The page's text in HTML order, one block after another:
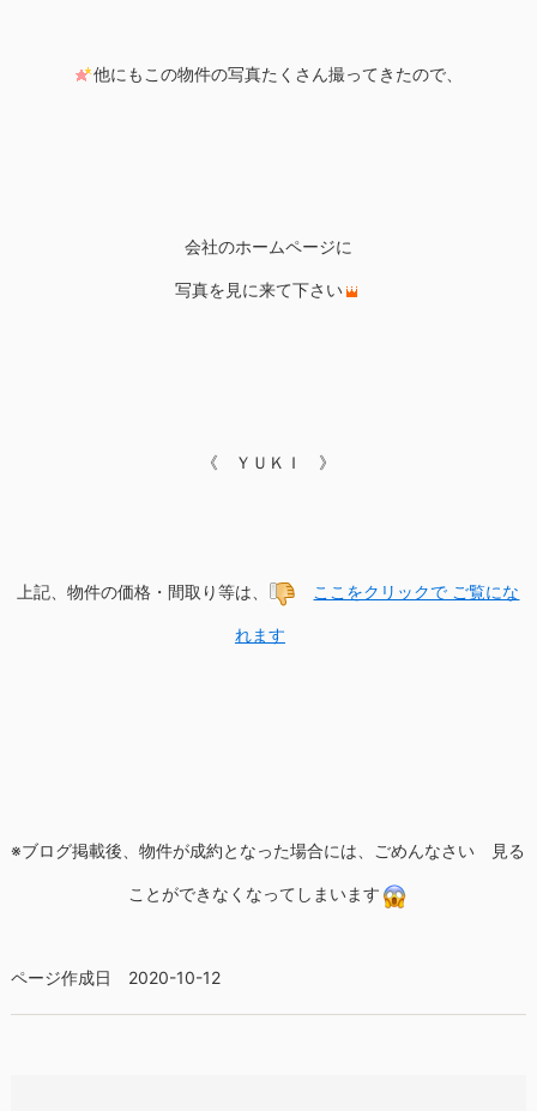
他にもこの物件の写真たくさん撮ってきたので、
会社のホームページに
写真を見に来て下さい
《 ＹＵＫＩ 》
上記、物件の価格・間取り等は、 ここをクリックで ご覧にな
れます
※ブログ掲載後、物件が成約となった場合には、ごめんなさい 見る
ことができなくなってしまいます
ページ作成日 2020-10-12